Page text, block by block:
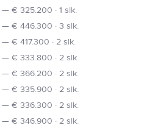
—€ 325.200 · 1 slk.
—€ 446.300 · 3 slk.
—€ 417.300 · 2 slk.
—€ 333.800 · 2 slk.
—€ 366.200 · 2 slk.
—€ 335.900 · 2 slk.
—€ 336.300 · 2 slk.
—€ 346.900 · 2 slk.